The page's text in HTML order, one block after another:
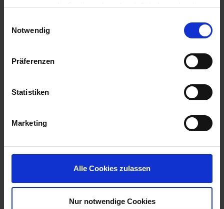
zusammen, die Sie ihnen bereitgestellt haben oder die
haben.
Wir setzen im Rahmen des Trackings auch Dienstleister
in Drittländern außerhalb der EU mit abweichenden
Datenschutzbestimmungen ein, wodurch das Risiko von
übermittelter Daten bestehen kann.
Notwendig
Präferenzen
Statistiken
Marketing
Alle Cookies zulassen
Nur notwendige Cookies
THOMAS GRABOWSKI
MOBIL +49 (0) 174 7774204